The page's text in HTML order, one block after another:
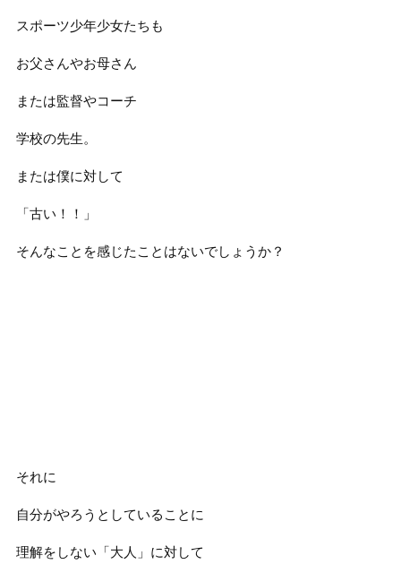
スポーツ少年少女たちも
お父さんやお母さん
または監督やコーチ
学校の先生。
または僕に対して
「古い！！」
そんなことを感じたことはないでしょうか？
それに
自分がやろうとしていることに
理解をしない「大人」に対して